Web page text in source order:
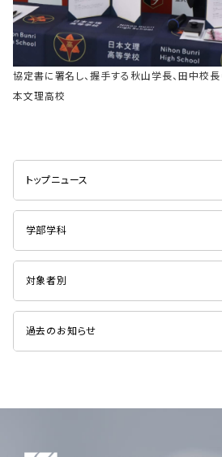
協定書に署名し、握手する秋山学長、田中校長
本文理高校
トップニュース
学部学科
対象者別
過去のお知らせ